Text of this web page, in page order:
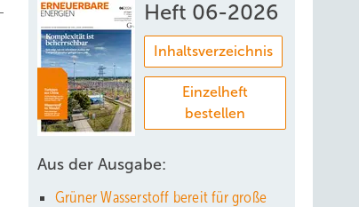
Heft 06-2026
Inhaltsverzeichnis
Einzelheft
bestellen
Aus der Ausgabe:
Grüner Wasserstoff bereit für große